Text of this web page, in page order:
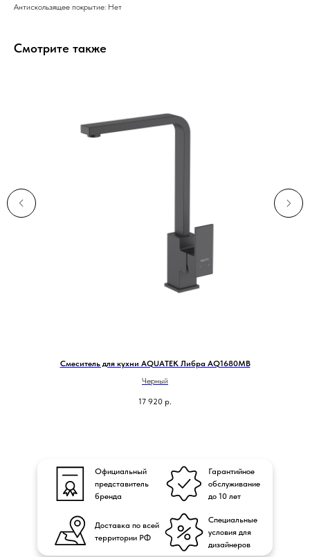
Антискользящее покрытие: Нет
Смотрите также
Смеситель для кухни AQUATEK Либра AQ1680MB
Черный
17 920 р.
Официальный
представитель
бренда
Доставка по всей
территории РФ
Гарантийное
обслуживание
до 10 лет
Специальные
условия для
дизайнеров